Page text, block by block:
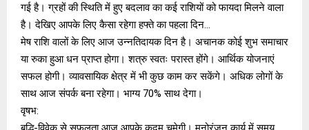
गई है। ग्रहों की स्थिति में हुए बदलाव का कई राशियों को फायदा मिलने वाला
है। देखिए आपके लिए कैसा रहेगा हफ्ते का पहला दिन…
मेष राशि वालों के लिए आज उन्नतिदायक दिन है। अचानक कोई शुभ समाचार
या रुका हुआ धन प्राप्त होगा। शत्रु स्वतः परास्त होंगे। आर्थिक योजनाएं
सफल होगी। व्यावसायिक क्षेत्र में भी कुछ काम कर सकेंगे। अधिक लोगों के
साथ आज संपर्क बना रहेगा। भाग्य 70% साथ देगा।
वृषभ: